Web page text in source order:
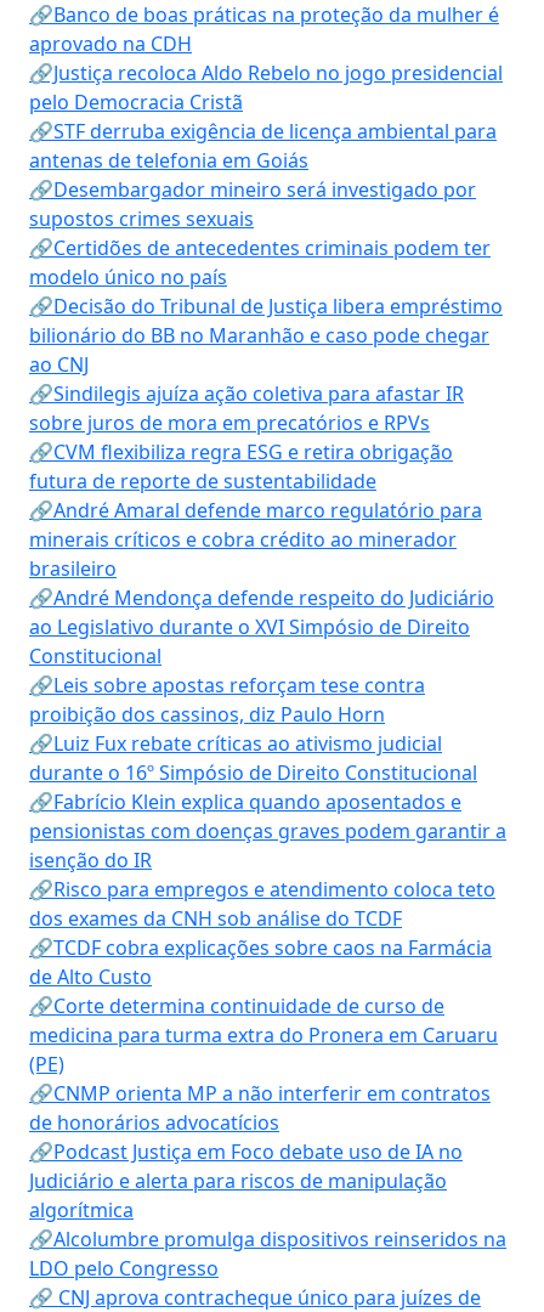
🔗Banco de boas práticas na proteção da mulher é
aprovado na CDH
🔗Justiça recoloca Aldo Rebelo no jogo presidencial
pelo Democracia Cristã
🔗STF derruba exigência de licença ambiental para
antenas de telefonia em Goiás
🔗Desembargador mineiro será investigado por
supostos crimes sexuais
🔗Certidões de antecedentes criminais podem ter
modelo único no país
🔗Decisão do Tribunal de Justiça libera empréstimo
bilionário do BB no Maranhão e caso pode chegar
ao CNJ
🔗Sindilegis ajuíza ação coletiva para afastar IR
sobre juros de mora em precatórios e RPVs
🔗CVM flexibiliza regra ESG e retira obrigação
futura de reporte de sustentabilidade
🔗André Amaral defende marco regulatório para
minerais críticos e cobra crédito ao minerador
brasileiro
🔗André Mendonça defende respeito do Judiciário
ao Legislativo durante o XVI Simpósio de Direito
Constitucional
🔗Leis sobre apostas reforçam tese contra
proibição dos cassinos, diz Paulo Horn
🔗Luiz Fux rebate críticas ao ativismo judicial
durante o 16º Simpósio de Direito Constitucional
🔗Fabrício Klein explica quando aposentados e
pensionistas com doenças graves podem garantir a
isenção do IR
🔗Risco para empregos e atendimento coloca teto
dos exames da CNH sob análise do TCDF
🔗TCDF cobra explicações sobre caos na Farmácia
de Alto Custo
🔗Corte determina continuidade de curso de
medicina para turma extra do Pronera em Caruaru
(PE)
🔗CNMP orienta MP a não interferir em contratos
de honorários advocatícios
🔗Podcast Justiça em Foco debate uso de IA no
Judiciário e alerta para riscos de manipulação
algorítmica
🔗Alcolumbre promulga dispositivos reinseridos na
LDO pelo Congresso
🔗 CNJ aprova contracheque único para juízes de